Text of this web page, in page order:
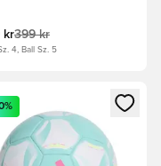
kr399 kr
4, Ball Sz. 5
registrera dig som
en Modal för att